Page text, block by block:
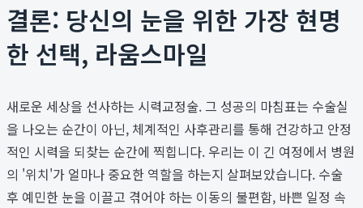
결론: 당신의 눈을 위한 가장 현명
한 선택, 라움스마일
새로운 세상을 선사하는 시력교정술. 그 성공의 마침표는 수술실
을 나오는 순간이 아닌, 체계적인 사후관리를 통해 건강하고 안정
적인 시력을 되찾는 순간에 찍힙니다. 우리는 이 긴 여정에서 병원
의 '위치'가 얼마나 중요한 역할을 하는지 살펴보았습니다. 수술
후 예민한 눈을 이끌고 겪어야 하는 이동의 불편함, 바쁜 일정 속